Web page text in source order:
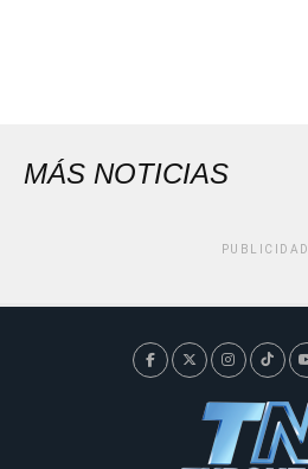
MÁS NOTICIAS
PUBLICIDAD